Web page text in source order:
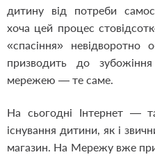
дитину від потреби
хоча цей процес
«спасіння»
призводить до
мережею — те саме.
На сьогодні Інтернет —
існування дитини, як і
магазин. На Мережу вже